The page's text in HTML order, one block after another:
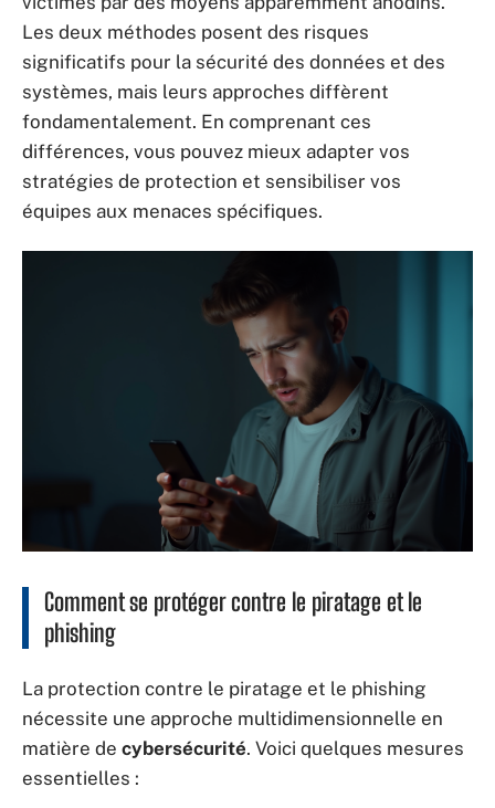
Les deux méthodes posent des risques
significatifs pour la sécurité des données et des
systèmes, mais leurs approches diffèrent
fondamentalement. En comprenant ces
différences, vous pouvez mieux adapter vos
stratégies de protection et sensibiliser vos
équipes aux menaces spécifiques.
Comment se protéger contre le piratage et le
phishing
La protection contre le piratage et le phishing
nécessite une approche multidimensionnelle en
matière de cybersécurité. Voici quelques mesures
essentielles :